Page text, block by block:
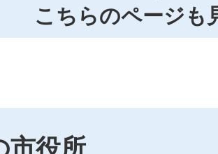
こちらのページも
市役所